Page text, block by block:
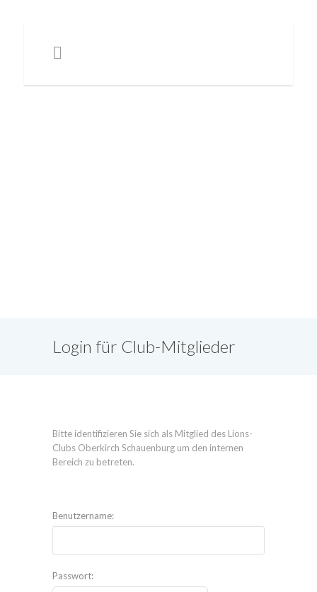
Login für Club-Mitglieder
Bitte identifizieren Sie sich als Mitglied des Lions-
Clubs Oberkirch Schauenburg um den internen
Bereich zu betreten.
Benutzername:
Passwort: